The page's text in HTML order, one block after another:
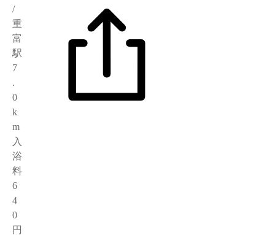
/
重
富
駅
7
.
0
k
m
入
浴
料
6
4
0
円